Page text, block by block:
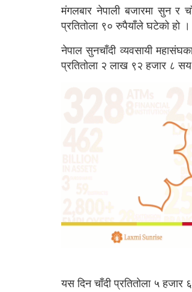
मंगलबार नेपाली बजारमा सुन
प्रतितोला ९० रुपैयाँले घटेको हो ।
नेपाल सुनचाँदी व्यवसायी
प्रतितोला २ लाख ९२ हजार ८ सय
यस दिन चाँदी प्रतितोला ५ हजार